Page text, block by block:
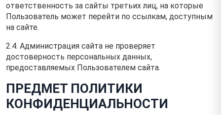
ответственность за сайты третьих лиц, на которые
Пользователь может перейти по ссылкам, доступным
на сайте.
2.4. Администрация сайта не проверяет
достоверность персональных данных,
предоставляемых Пользователем сайта.
ПРЕДМЕТ ПОЛИТИКИ
КОНФИДЕНЦИАЛЬНОСТИ